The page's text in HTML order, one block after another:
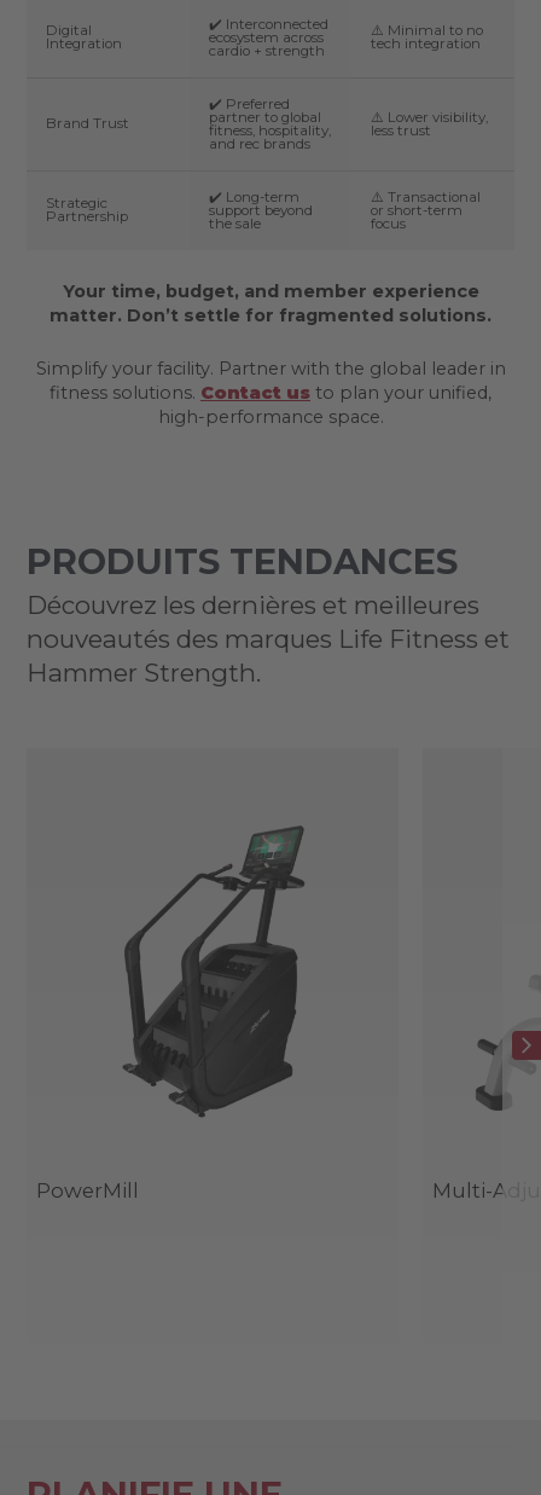
Digital
Integration
✔️ Interconnected
ecosystem across
cardio + strength
⚠️ Minimal to no
tech integration
Brand Trust
✔️ Preferred
partner to global
fitness, hospitality,
and rec brands
⚠️ Lower visibility,
less trust
Strategic
Partnership
✔️ Long-term
support beyond
the sale
⚠️ Transactional
or short-term
focus
Your time, budget, and member experience
matter. Don’t settle for fragmented solutions.
Simplify your facility. Partner with the global leader in
fitness solutions. Contact us to plan your unified,
high-performance space.
PRODUITS TENDANCES
Découvrez les dernières et meilleures
nouveautés des marques Life Fitness et
Hammer Strength.
PowerMill Multi-